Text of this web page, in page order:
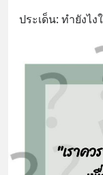
ประเด็น: ทำยังไ